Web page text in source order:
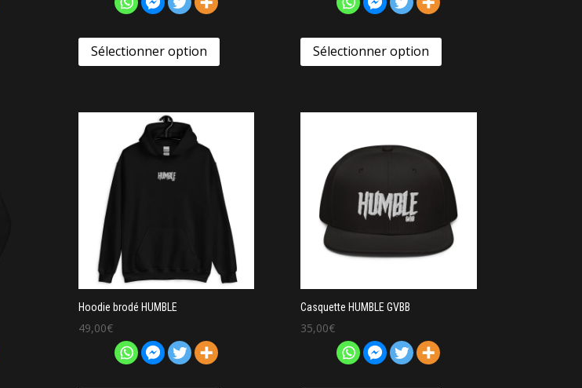
Sélectionner option Sélectionner option
Hoodie brodé HUMBLE
49,00€
Casquette HUMBLE GVBB
35,00€